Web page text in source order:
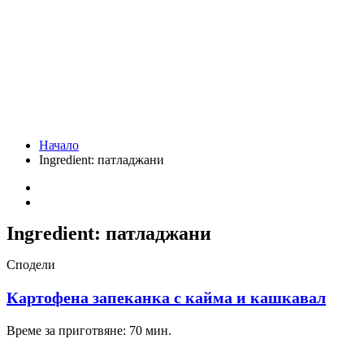
Начало
Ingredient: патладжани
Ingredient: патладжани
Сподели
Картофена запеканка с кайма и кашкавал
Време за приготвяне: 70 мин.